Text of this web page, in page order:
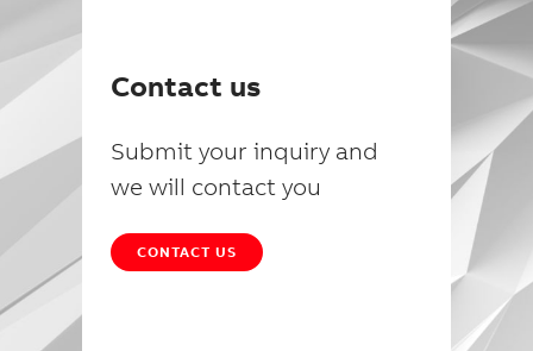
Contact us
Submit your inquiry and
we will contact you
CONTACT US